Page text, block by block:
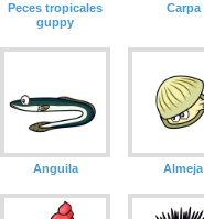
Peces tropicales
guppy
Carpa
Anguila Almeja